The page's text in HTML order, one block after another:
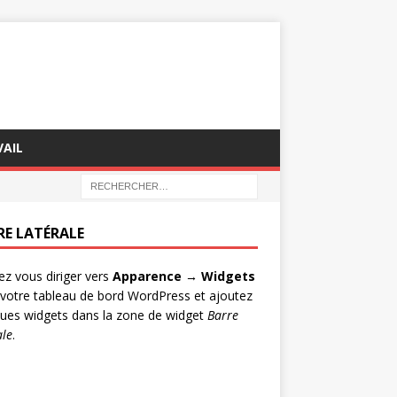
LATÉRALE
vous diriger vers Apparence → Widgets
tableau de bord WordPress et ajoutez
widgets dans la zone de widget Barre
.